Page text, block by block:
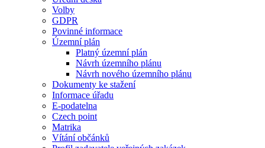
Volby
GDPR
Povinné informace
Územní plán
Platný územní plán
Návrh územního plánu
Návrh nového územního plánu
Dokumenty ke stažení
Informace úřadu
E-podatelna
Czech point
Matrika
Vítání občánků